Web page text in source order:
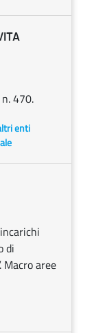
470.
enti
di
aree